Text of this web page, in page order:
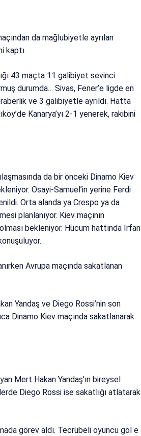
da mağlubiyetle ayrılan
kaptı.
43 maçta 11 galibiyet sevinci
durumda… Sivas, Fener’e ligde en
ve 3 galibiyetle ayrıldı. Hatta
Kanarya’yı 2-1 yenerek, rakibini
da bir önceki Dinamo Kiev
Osayi-Samuel’in yerine Ferdi
Orta alanda ya Crespo ya da
planlanıyor. Kiev maçının
bekleniyor. Hücum hattında İrfan
Avrupa maçında sakatlanan
Yandaş ve Diego Rossi’nin son
Dinamo Kiev maçında sakatlanarak
Mert Hakan Yandaş’ın bireysel
Diego Rossi ise sakatlığı atlatarak
görev aldı. Tecrübeli oyuncu gol e